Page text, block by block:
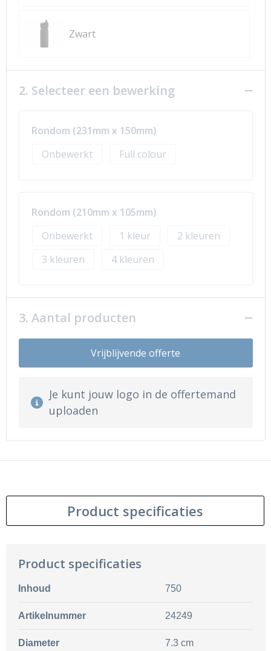
Zwart
2. Selecteer een bewerking
Rondom (231mm x 150mm)
Onbewerkt
Full colour
Rondom (210mm x 105mm)
Onbewerkt
1
2
3
4
3. Aantal producten
Vrijblijvende offerte
Je kunt jouw logo in de offertemand
uploaden
Product specificaties
Product specificaties
Inhoud 750
Artikelnummer 24249
Diameter 7.3 cm